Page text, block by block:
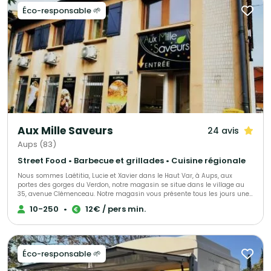
Éco-responsable 🌱
Aux Mille Saveurs 24 avis
Aups (83)
Street Food • Barbecue et grillades • Cuisine régionale
Nous sommes Laétitia, Lucie et Xavier dans le Haut Var, à Aups, aux
portes des gorges du Verdon, notre magasin se situe dans le village au
35, avenue Clémenceau. Notre magasin vous présente tous les jours une
gamme de plats à emporter de l'entrée au dessert, nous vous proposons
également nos services pour toutes vos réceptions, mariages, cocktails,
10-250 • 12€ / pers min.
Éco-responsable 🌱